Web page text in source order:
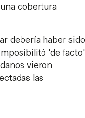
cobertura
debería haber sido
'de facto'
vieron
las